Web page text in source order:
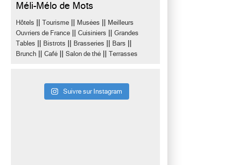
Méli-Mélo de Mots
Hôtels Tourisme Musées
Meilleurs
Ouvriers de France
Cuisiniers
Grandes
Tables
Bistrots Brasseries Bars
Brunch Café Salon de thé Terrasses
Suivre sur Instagram